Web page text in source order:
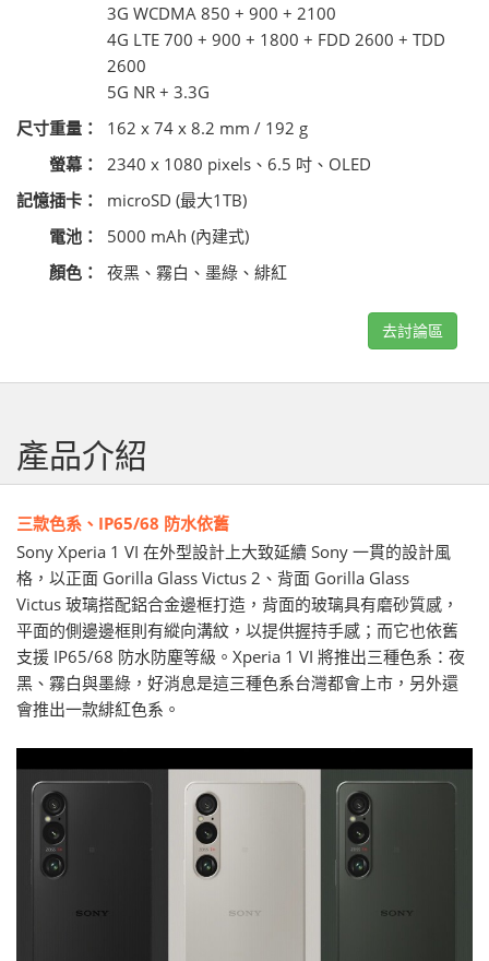
3G WCDMA 850 + 900 + 2100
4G LTE 700 + 900 + 1800 + FDD 2600 + TDD
2600
5G NR + 3.3G
尺寸重量：
162 x 74 x 8.2 mm / 192 g
螢幕：
2340 x 1080 pixels、6.5 吋、OLED
記憶插卡：
microSD (最大1TB)
電池：
5000 mAh (內建式)
顏色：
夜黑、霧白、墨綠、緋紅
去討論區
產品介紹
三款色系、IP65/68 防水依舊
Sony Xperia 1 VI 在外型設計上大致延續 Sony 一貫的設計風
格，以正面 Gorilla Glass Victus 2、背面 Gorilla Glass
Victus 玻璃搭配鋁合金邊框打造，背面的玻璃具有磨砂質感，
平面的側邊邊框則有縱向溝紋，以提供握持手感；而它也依舊
支援 IP65/68 防水防塵等級。Xperia 1 VI 將推出三種色系：夜
黑、霧白與墨綠，好消息是這三種色系台灣都會上市，另外還
會推出一款緋紅色系。